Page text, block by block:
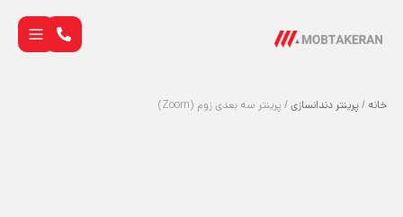
خانه /پرینتر دندانسازی/ پرینتر سه بعدی زوم (Zoom)